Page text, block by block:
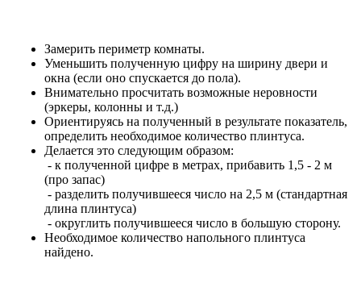
Замерить периметр комнаты.
Уменьшить полученную цифру на ширину двери и
окна (если оно спускается до пола).
Внимательно просчитать возможные неровности
(эркеры, колонны и т.д.)
Ориентируясь на полученный в результате показатель,
определить необходимое количество плинтуса.
Делается это следующим образом:
- к полученной цифре в метрах, прибавить 1,5 - 2 м
(про запас)
- разделить получившееся число на 2,5 м (стандартная
длина плинтуса)
- округлить получившееся число в большую сторону.
Необходимое количество напольного плинтуса
найдено.